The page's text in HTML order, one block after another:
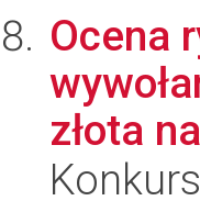
Ocena
złota